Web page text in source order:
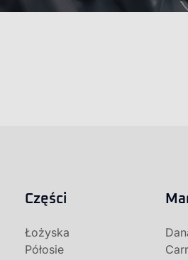
Części
Łożyska
Półosie